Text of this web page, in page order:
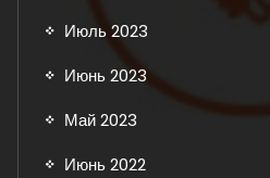
Июль 2023
Июнь 2023
Май 2023
Июнь 2022